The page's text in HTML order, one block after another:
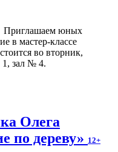
Приглашаем юных
в мастер-классе
во вторник,
1, зал № 4.
Олега
по дереву» 12+